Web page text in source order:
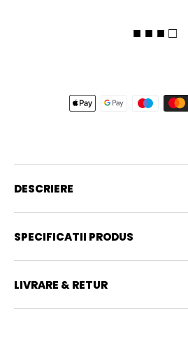
■ ■ ■ □
DESCRIERE
SPECIFICATII PRODUS
LIVRARE & RETUR